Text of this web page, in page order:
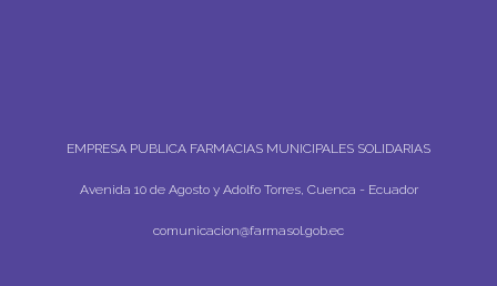
EMPRESA PUBLICA FARMACIAS MUNICIPALES SOLIDARIAS
Avenida 10 de Agosto y Adolfo Torres, Cuenca - Ecuador
comunicacion@farmasol.gob.ec